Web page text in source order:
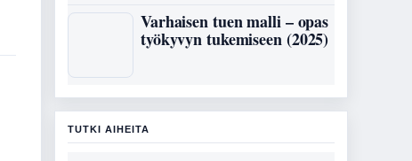
Varhaisen tuen malli – opas
työkyvyn tukemiseen (2025)
TUTKI AIHEITA